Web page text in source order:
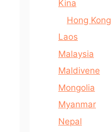
Kina
Hong Kong
Laos
Malaysia
Maldivene
Mongolia
Myanmar
Nepal